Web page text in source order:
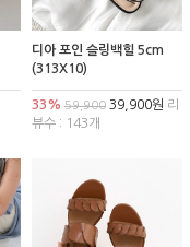
디아 포인 슬링백힐 5cm
(313X10)
33% 59,90039,900원 리
뷰수 : 143개